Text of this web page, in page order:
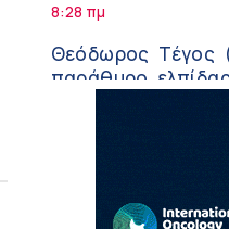
8:28 πμ
Θεόδωρος Τέγος
παράθυρο